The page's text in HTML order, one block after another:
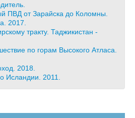
ПВД от Зарайска до Коломны.
2017.
тракту. Таджикистан -
по горам Высокого Атласа.
2018.
Исландии. 2011.